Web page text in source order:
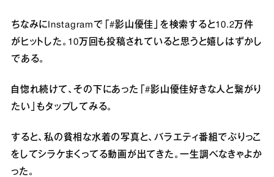
ちなみにInstagramで「#影山優佳」を検索すると10.2万件
がヒットした。10万回も投稿されていると思うと嬉しはずかし
である。
自惚れ続けて、その下にあった「#影山優佳好きな人と繋がり
たい」もタップしてみる。
すると、私の貧相な水着の写真と、バラエティ番組でぶりっこ
をしてシラケまくってる動画が出てきた。一生調べなきゃよか
った。